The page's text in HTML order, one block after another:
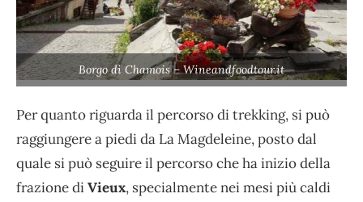
Borgo di Chamois – Wineandfoodtour.it
Per quanto riguarda il percorso di trekking, si può
raggiungere a piedi da La Magdeleine, posto dal
quale si può seguire il percorso che ha inizio della
frazione diVieux, specialmente nei mesi più caldi